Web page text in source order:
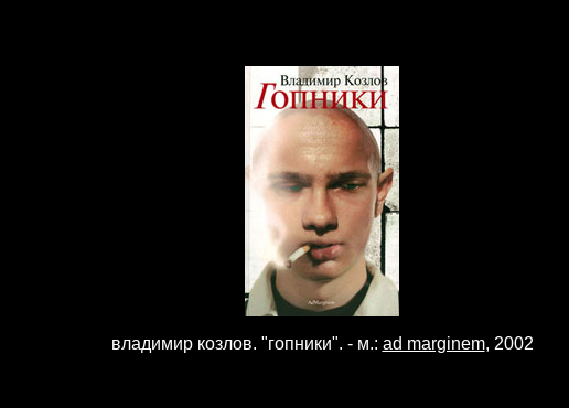
владимир козлов. "гопники". - м.: ad marginem, 2002